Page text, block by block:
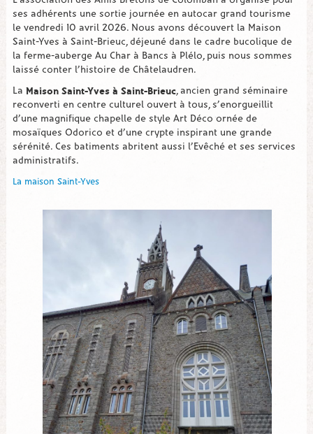
ses adhérents une sortie journée en autocar grand tourisme
le vendredi 10 avril 2026. Nous avons découvert la Maison
Saint-Yves à Saint-Brieuc, déjeuné dans le cadre bucolique de
la ferme-auberge Au Char à Bancs à Plélo, puis nous sommes
laissé conter l’histoire de Châtelaudren.
La Maison Saint-Yves à Saint-Brieuc, ancien grand séminaire
reconverti en centre culturel ouvert à tous, s’enorgueillit
d’une magnifique chapelle de style Art Déco ornée de
mosaïques Odorico et d’une crypte inspirant une grande
sérénité. Ces batiments abritent aussi l’Evêché et ses services
administratifs.
La maison Saint-Yves